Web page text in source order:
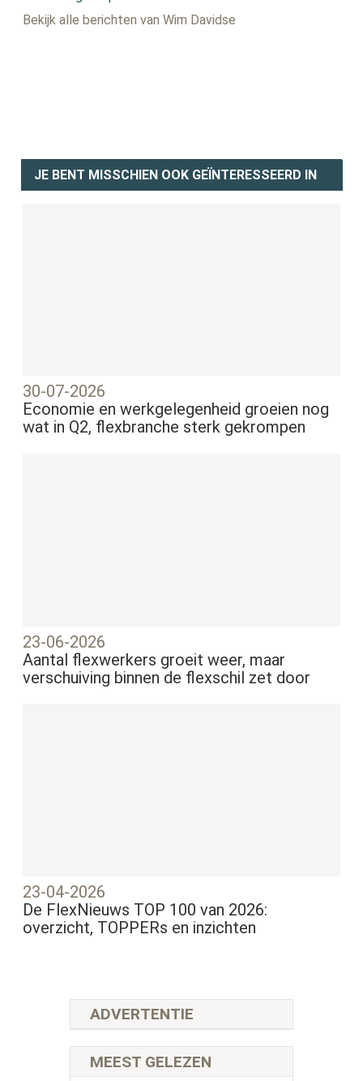
Bekijk alle berichten van Wim Davidse
JE BENT MISSCHIEN OOK GEÏNTERESSEERD IN
30-07-2026
Economie en werkgelegenheid groeien nog
wat in Q2, flexbranche sterk gekrompen
23-06-2026
Aantal flexwerkers groeit weer, maar
verschuiving binnen de flexschil zet door
23-04-2026
De FlexNieuws TOP 100 van 2026:
overzicht, TOPPERs en inzichten
ADVERTENTIE
MEEST GELEZEN